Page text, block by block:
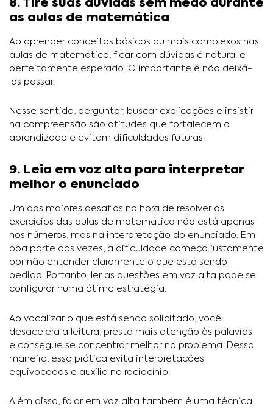
8. Tire suas dúvidas sem medo durante
as aulas de matemática
Ao aprender conceitos básicos ou mais complexos nas
aulas de matemática, ficar com dúvidas é natural e
perfeitamente esperado. O importante é não deixá-
las passar.
Nesse sentido, perguntar, buscar explicações e insistir
na compreensão são atitudes que fortalecem o
aprendizado e evitam dificuldades futuras.
9. Leia em voz alta para interpretar
melhor o enunciado
Um dos maiores desafios na hora de resolver os
exercícios das aulas de matemática não está apenas
nos números, mas na interpretação do enunciado. Em
boa parte das vezes, a dificuldade começa justamente
por não entender claramente o que está sendo
pedido. Portanto, ler as questões em voz alta pode se
configurar numa ótima estratégia.
Ao vocalizar o que está sendo solicitado, você
desacelera a leitura, presta mais atenção às palavras
e consegue se concentrar melhor no problema. Dessa
maneira, essa prática evita interpretações
equivocadas e auxilia no raciocínio.
Além disso, falar em voz alta também é uma técnica